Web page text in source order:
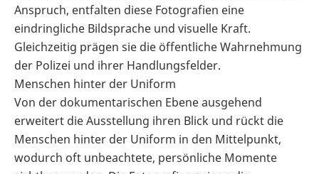
Anspruch, entfalten diese Fotografien eine
eindringliche Bildsprache und visuelle Kraft.
Gleichzeitig prägen sie die öffentliche Wahrnehmung
der Polizei und ihrer Handlungsfelder.
Menschen hinter der Uniform
Von der dokumentarischen Ebene ausgehend
erweitert die Ausstellung ihren Blick und rückt die
Menschen hinter der Uniform in den Mittelpunkt,
wodurch oft unbeachtete, persönliche Momente